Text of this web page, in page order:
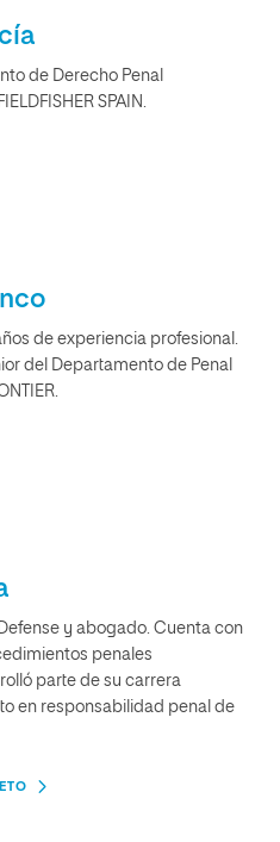
de Derecho Penal
SPAIN.
de experiencia profesional.
del Departamento de Penal
y abogado. Cuenta con
penales
parte de su carrera
en responsabilidad penal de